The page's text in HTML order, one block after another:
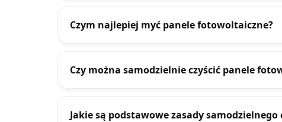
Czym najlepiej myć panele fotowoltaiczne?
Czy można samodzielnie czyścić panele
Jakie są podstawowe zasady